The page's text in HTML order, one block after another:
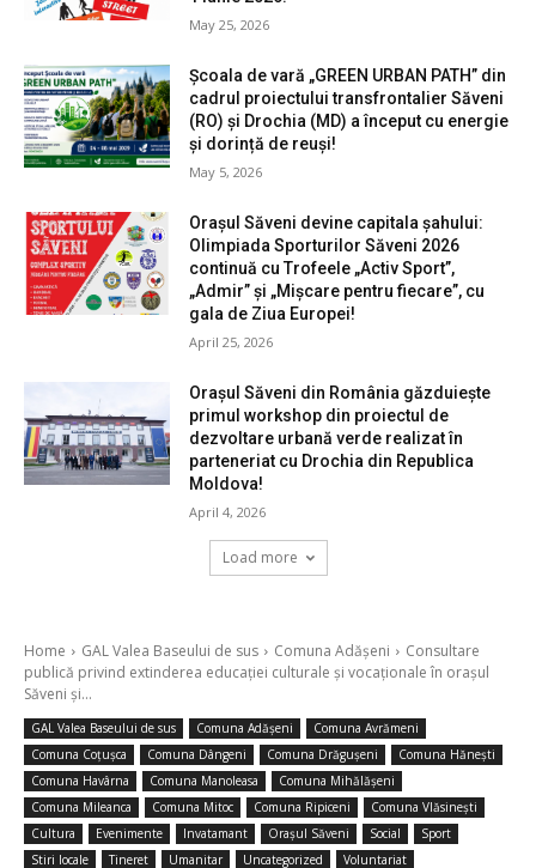
May 25, 2026
Școala de vară „GREEN URBAN PATH” din
cadrul proiectului transfrontalier Săveni
(RO) și Drochia (MD) a început cu energie
și dorință de reuși!
May 5, 2026
Orașul Săveni devine capitala șahului:
Olimpiada Sporturilor Săveni 2026
continuă cu Trofeele „Activ Sport”,
„Admir” și „Mișcare pentru fiecare”, cu
gala de Ziua Europei!
April 25, 2026
Orașul Săveni din România găzduiește
primul workshop din proiectul de
dezvoltare urbană verde realizat în
parteneriat cu Drochia din Republica
Moldova!
April 4, 2026
Load more